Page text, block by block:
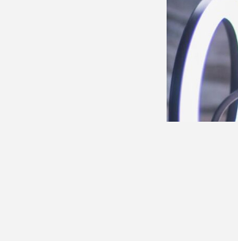
jkローリング
Wicked: For Good（ウィキッド
アバター:ファイヤー・アンド・ア